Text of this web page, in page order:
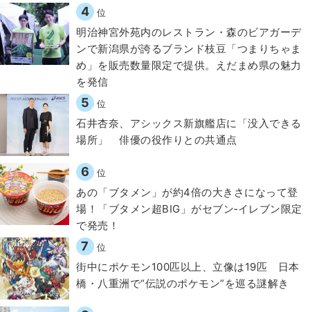
4 位
明治神宮外苑内のレストラン・森のビアガーデ
ンで新潟県が誇るブランド枝豆「つまりちゃま
め」を販売数量限定で提供。えだまめ県の魅力
を発信
5 位
石井杏奈、アシックス新旗艦店に「没入できる
場所」 俳優の役作りとの共通点
6 位
あの「ブタメン」が約4倍の大きさになって登
場！「ブタメン超BIG」がセブン‐イレブン限定
で発売！
7 位
街中にポケモン100匹以上、立像は19匹 日本
橋・八重洲で“伝説のポケモン”を巡る謎解き